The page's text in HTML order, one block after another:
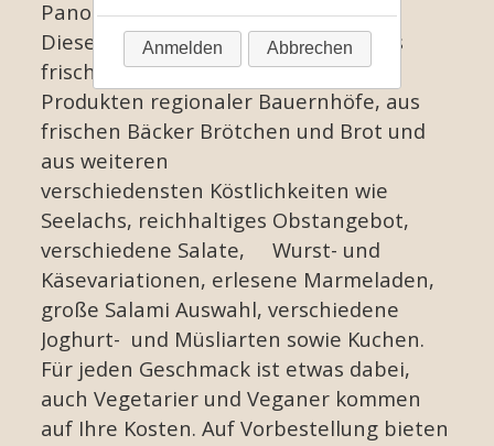
Ausflugstipps
Kontakt & Anfahrt
Panorama Frühstücksraum, bereit.
Dieses besteht zum größten Teil aus
frischen
Produkten regionaler Bauernhöfe, aus
frischen Bäcker Brötchen und Brot und
aus weiteren
verschiedensten Köstlichkeiten wie
Seelachs, reichhaltiges Obstangebot,
verschiedene Salate, Wurst- und
Käsevariationen, erlesene Marmeladen,
große Salami Auswahl, verschiedene
Joghurt- und Müsliarten sowie Kuchen.
Für jeden Geschmack ist etwas dabei,
auch Vegetarier und Veganer kommen
auf Ihre Kosten. Auf Vorbestellung bieten
Anmelden Abbrechen